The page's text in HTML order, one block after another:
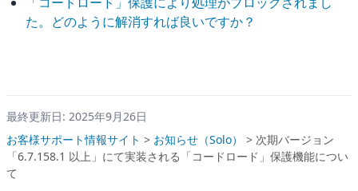
た。どのように解消すれば良いですか？
最終更新日: 2025年9月26日
お客様サポート情報サイト > お知らせ（Solo） > 次期バージョン
「6.7.158.1 以上」にて実装される「コードロード」保護機能につい
て